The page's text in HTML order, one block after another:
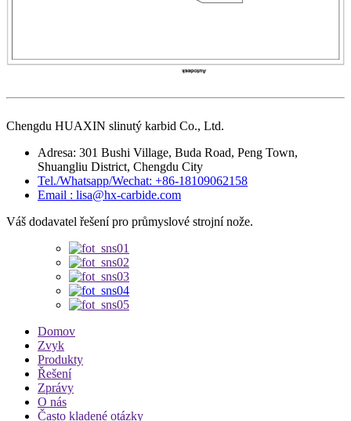
Chengdu HUAXIN slinutý karbid Co., Ltd.
Adresa: 301 Bushi Village, Buda Road, Peng Town,
Shuangliu District, Chengdu City
Tel./Whatsapp/Wechat: +86-18109062158
Email : lisa@hx-carbide.com
Váš dodavatel řešení pro průmyslové strojní nože.
Domov
Zvyk
Produkty
Řešení
Zprávy
O nás
Často kladené otázky